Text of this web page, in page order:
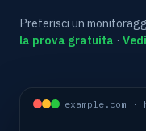
Preferisci un
la prova gratuita ·
example.com